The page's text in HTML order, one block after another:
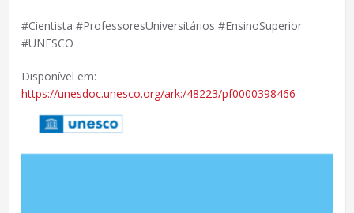
#Cientista #ProfessoresUniversitários #EnsinoSuperior
#UNESCO
Disponível em:
https://unesdoc.unesco.org/ark:/48223/pf0000398466